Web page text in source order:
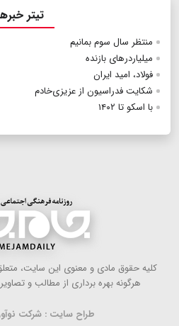
تیتر
منتظر‭ ‬سال‭ ‬سوم‭ ‬بمانیم
میلیاردرهای بازنده
فولاد،‭ ‬امید‭ ‬ایران
شکایت فدراسیون از عزیزی‌خادم
با اسکو تا ۱۴۰۲
كلیه حقوق مادی و معنوی این سایت،
هرگونه بهره ‌برداری از مطالب و
طراح سایت : شرکت